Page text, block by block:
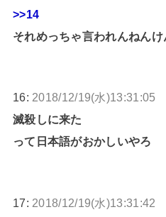
>>14
それめっちゃ言われんねんけ
16: 2018/12/19(水)13:31:05
滅殺しに来た
って日本語がおかしいやろ
17: 2018/12/19(水)13:31:42